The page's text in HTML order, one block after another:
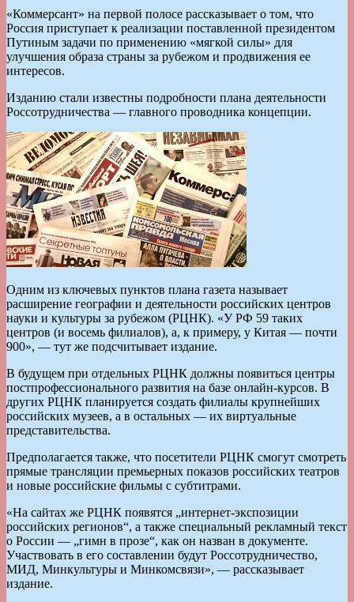
«Коммерсант» на первой полосе рассказывает о том, что
Россия приступает к реализации поставленной президентом
Путиным задачи по применению «мягкой силы» для
улучшения образа страны за рубежом и продвижения ее
интересов.
Изданию стали известны подробности плана деятельности
Россотрудничества — главного проводника концепции.
Одним из ключевых пунктов плана газета называет
расширение географии и деятельности российских центров
науки и культуры за рубежом (РЦНК). «У РФ 59 таких
центров (и восемь филиалов), а, к примеру, у Китая — почти
900», — тут же подсчитывает издание.
В будущем при отдельных РЦНК должны появиться центры
постпрофессионального развития на базе онлайн-курсов. В
других РЦНК планируется создать филиалы крупнейших
российских музеев, а в остальных — их виртуальные
представительства.
Предполагается также, что посетители РЦНК смогут смотреть
прямые трансляции премьерных показов российских театров
и новые российские фильмы с субтитрами.
«На сайтах же РЦНК появятся „интернет-экспозиции
российских регионов“, а также специальный рекламный текст
о России — „гимн в прозе“, как он назван в документе.
Участвовать в его составлении будут Россотрудничество,
МИД, Минкультуры и Минкомсвязи», — рассказывает
издание.